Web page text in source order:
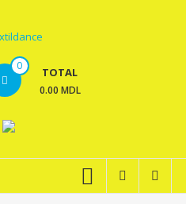
0 TOTAL
0.00 MDL